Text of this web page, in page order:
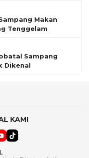
Makan
Tenggelam
Sampang
Dikenal
KAMI